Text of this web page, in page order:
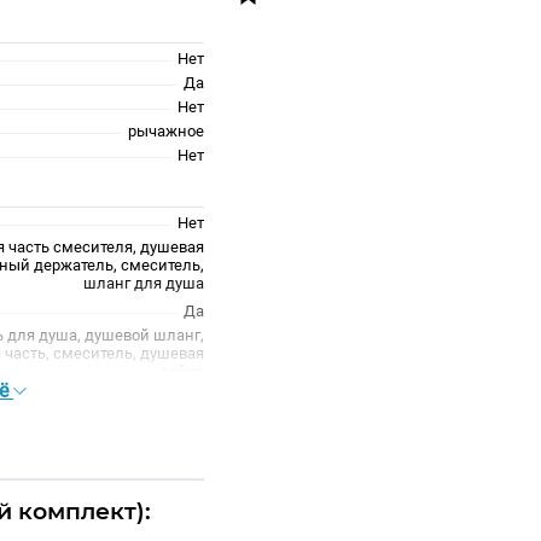
Нет
Да
Нет
рычажное
Нет
Нет
часть смесителя, душевая
держатель, смеситель,
шланг для душа
Да
для душа, душевой шланг,
смеситель, душевая
комплект):